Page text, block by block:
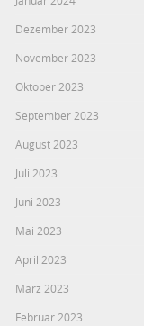
Dezember 2023
November 2023
Oktober 2023
September 2023
August 2023
Juli 2023
Juni 2023
Mai 2023
April 2023
März 2023
Februar 2023